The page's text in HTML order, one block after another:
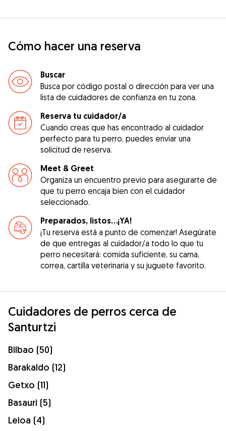
Cómo hacer una reserva
Buscar
Busca por código postal o dirección para ver una
lista de cuidadores de confianza en tu zona.
Reserva tu cuidador/a
Cuando creas que has encontrado al cuidador
perfecto para tu perro, puedes enviar una
solicitud de reserva.
Meet & Greet
Organiza un encuentro previo para asegurarte de
que tu perro encaja bien con el cuidador
seleccionado.
Preparados, listos...¡YA!
¡Tu reserva está a punto de comenzar! Asegúrate
de que entregas al cuidador/a todo lo que tu
perro necesitará: comida suficiente, su cama,
correa, cartilla veterinaria y su juguete favorito.
Cuidadores de perros cerca de
Santurtzi
Bilbao (50)
Barakaldo (12)
Getxo (11)
Basauri (5)
Leioa (4)